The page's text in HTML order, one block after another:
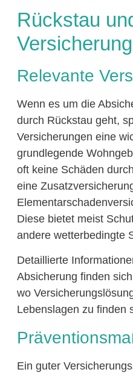
Rückstau
Relevante
Wenn es um die
durch Rückstau geht,
Versicherungen eine
grundlegende
oft keine Schäden
eine
Diese bietet meist
andere wetterbedingte
Detaillierte
Absicherung finden
wo
Lebenslagen zu finden
Ein guter